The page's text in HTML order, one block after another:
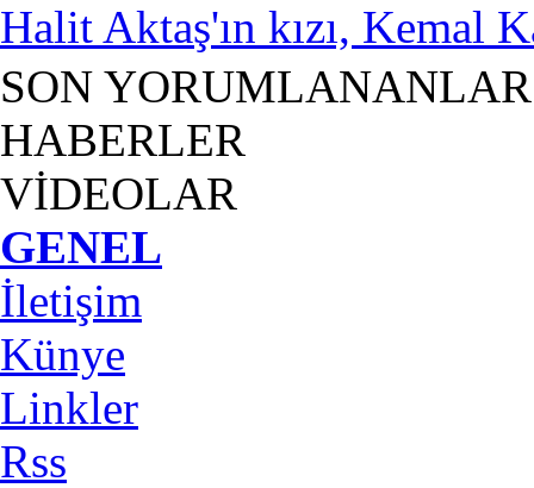
Halit Aktaş'ın kızı, Kemal
SON YORUMLANANLAR
HABERLER
VİDEOLAR
GENEL
İletişim
Künye
Linkler
Rss